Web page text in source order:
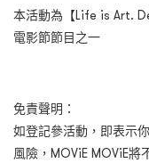
本活動為【Life is Art.
電影節節目之一
免責聲明：
如登記參活動，即表示
風險，MOViE MOViE